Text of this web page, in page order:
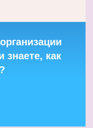
знаете, как